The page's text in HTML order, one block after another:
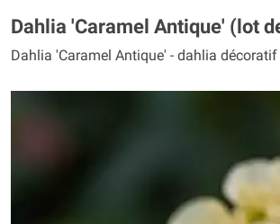
Dahlia 'Caramel Antique' (lot
Dahlia 'Caramel Antique' - dahlia